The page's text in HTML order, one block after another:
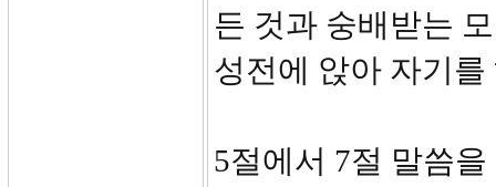
든 것과 숭배받는
성전에 앉아 자기
5절에서 7절 말씀